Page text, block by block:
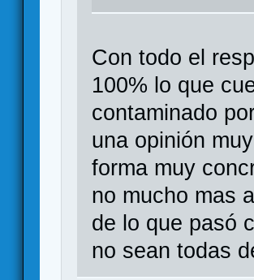
Con todo el
100% lo que
contaminado
una opinión
forma muy
no mucho mas
de lo que pasó
no sean todas